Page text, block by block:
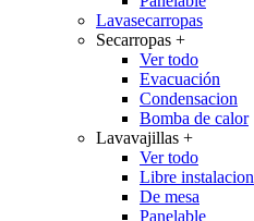
Lavasecarropas
Secarropas +
Ver todo
Evacuación
Condensacion
Bomba de calor
Lavavajillas +
Ver todo
Libre instalacion
De mesa
Panelable